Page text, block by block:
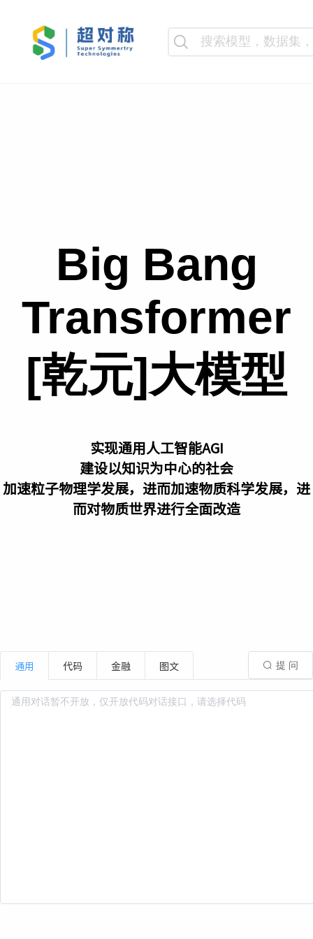
Big Bang
Transformer
[乾元]大模型
实现通用人工智能AGI
建设以知识为中心的社会
加速粒子物理学发展，进而加速物质科学发展，进
而对物质世界进行全面改造
提 问
通用 代码 金融 图文